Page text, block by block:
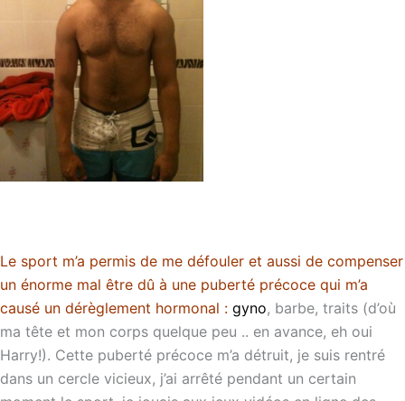
Le sport m’a permis de me défouler et aussi de compenser
un énorme mal être dû à une puberté précoce qui m’a
causé un dérèglement hormonal : gyno, barbe, traits (d’où
ma tête et mon corps quelque peu .. en avance, eh oui
Harry!). Cette puberté précoce m’a détruit, je suis rentré
dans un cercle vicieux, j’ai arrêté pendant un certain